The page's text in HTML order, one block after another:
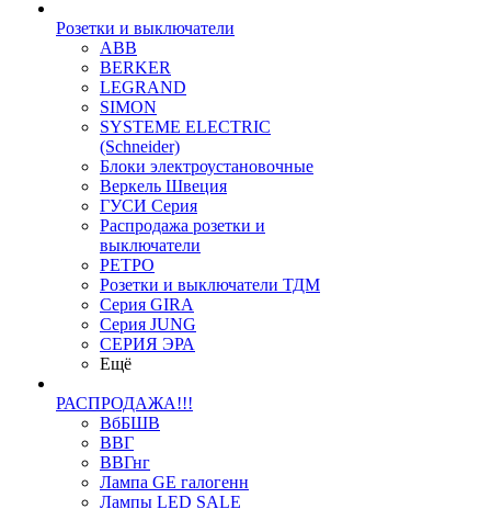
Розетки и выключатели
ABB
BERKER
LEGRAND
SIMON
SYSTEME ELECTRIC
(Schneider)
Блоки электроустановочные
Веркель Швеция
ГУСИ Серия
Распродажа розетки и
выключатели
РЕТРО
Розетки и выключатели ТДМ
Серия GIRA
Серия JUNG
СЕРИЯ ЭРА
Ещё
РАСПРОДАЖА!!!
ВбБШВ
ВВГ
ВВГнг
Лампа GE галогенн
Лампы LED SALE